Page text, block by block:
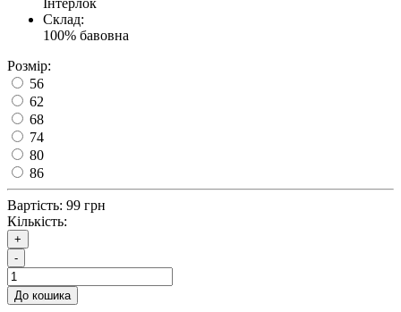
Інтерлок
Склад:
100% бавовна
Розмір:
56
62
68
74
80
86
Вартість: 99 грн
Кількість:
+
-
До кошика